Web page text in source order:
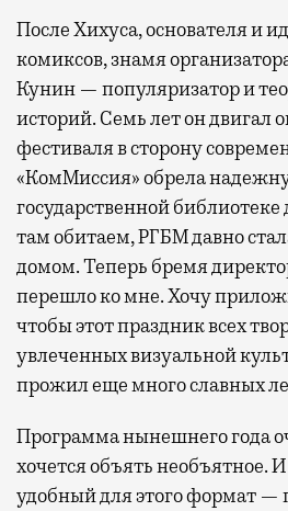
После Хихуса, основателя и
комиксов, знамя
Кунин — популяризатор и
историй. Семь лет он двигал
фестиваля в сторону
«КомМиссия» обрела
государственной
там обитаем, РГБМ давно
домом. Теперь бремя
перешло ко мне. Хочу
чтобы этот праздник всех
увлеченных визуальной
прожил еще много славных
Программа нынешнего года
хочется объять необъятное.
удобный для этого формат —